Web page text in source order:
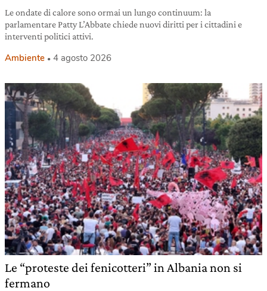
Le ondate di calore sono ormai un lungo continuum: la
parlamentare Patty L’Abbate chiede nuovi diritti per i cittadini e
interventi politici attivi.
Ambiente 4 agosto 2026
Le “proteste dei fenicotteri” in Albania non si
fermano